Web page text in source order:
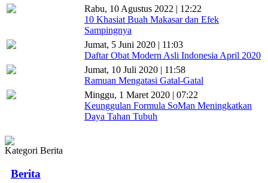
Rabu, 10 Agustus 2022 | 12:22
10 Khasiat Buah Makasar dan Efek
Sampingnya
Jumat, 5 Juni 2020 | 11:03
Daftar Obat Modern Asli Indonesia April 2020
Jumat, 10 Juli 2020 | 11:58
Ramuan Mengatasi Gatal-Gatal
Minggu, 1 Maret 2020 | 07:22
Keunggulan Formula SoMan Meningkatkan
Daya Tahan Tubuh
Kategori Berita
Berita